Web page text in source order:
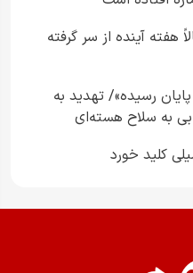
هفته آینده از سر گرفته
رسیده»/ تهدید به
به سلاح هسته‌ای
کلید خورد